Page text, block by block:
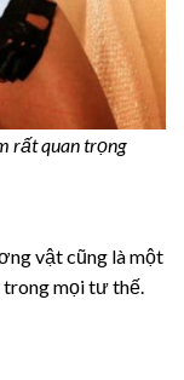
rất quan trọng
vật cũng là một
mọi tư thế.